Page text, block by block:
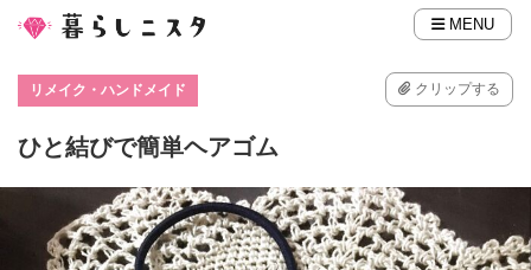
MENU
リメイク・ハンドメイド クリップする
ひと結びで簡単ヘアゴム